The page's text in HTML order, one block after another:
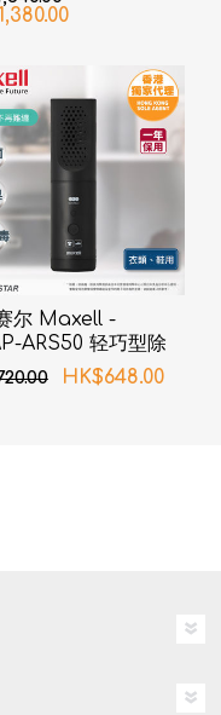
尔 Maxell -
ARS50 轻巧型除
器 衣类、鞋用
HK$648.00